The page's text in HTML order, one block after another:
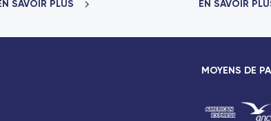
SAVOIR PLUS EN SAVOIR
MOYENS DE